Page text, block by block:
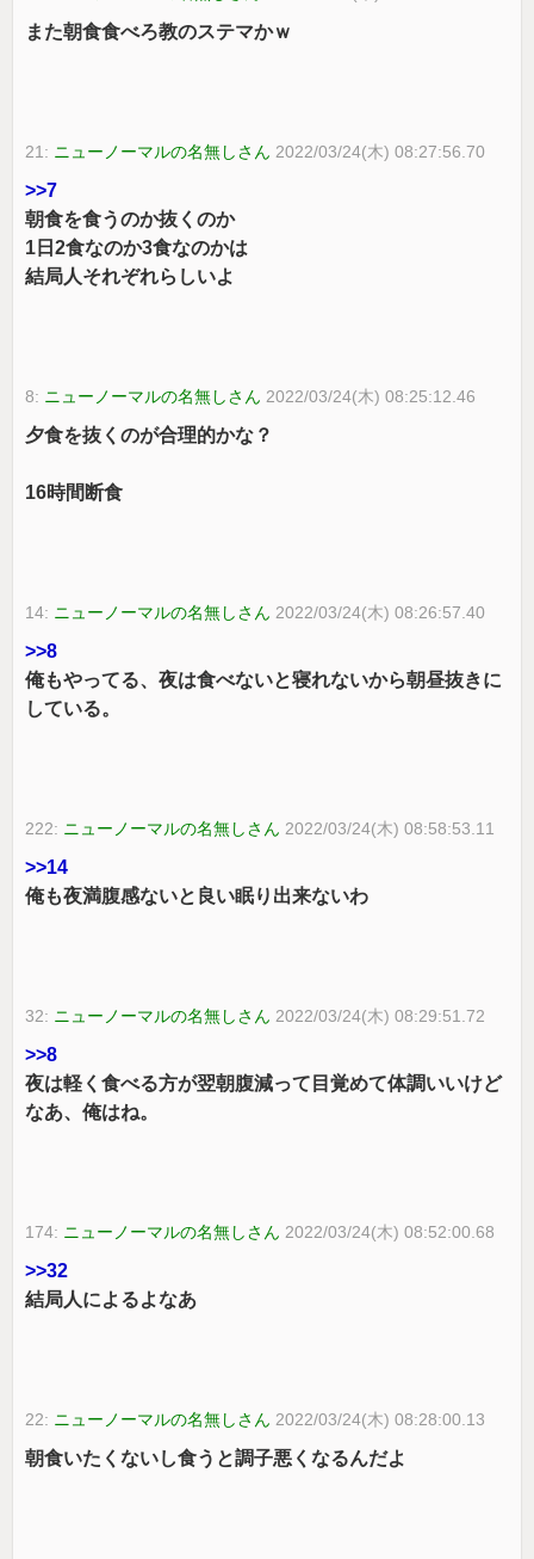
また朝食食べろ教のステマかｗ
21: ニューノーマルの名無しさん 2022/03/24(木) 08:27:56.70
>>7
朝食を食うのか抜くのか
1日2食なのか3食なのかは
結局人それぞれらしいよ
8: ニューノーマルの名無しさん 2022/03/24(木) 08:25:12.46
夕食を抜くのが合理的かな？
16時間断食
14: ニューノーマルの名無しさん 2022/03/24(木) 08:26:57.40
>>8
俺もやってる、夜は食べないと寝れないから朝昼抜きに
している。
222: ニューノーマルの名無しさん 2022/03/24(木) 08:58:53.11
>>14
俺も夜満腹感ないと良い眠り出来ないわ
32: ニューノーマルの名無しさん 2022/03/24(木) 08:29:51.72
>>8
夜は軽く食べる方が翌朝腹減って目覚めて体調いいけど
なあ、俺はね。
174: ニューノーマルの名無しさん 2022/03/24(木) 08:52:00.68
>>32
結局人によるよなあ
22: ニューノーマルの名無しさん 2022/03/24(木) 08:28:00.13
朝食いたくないし食うと調子悪くなるんだよ